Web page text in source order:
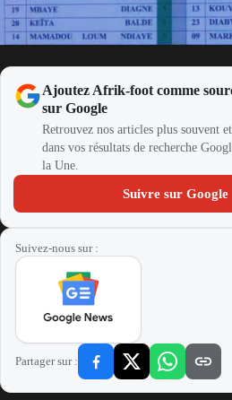
Ajoutez Afrik-foot comme
sur Google
Retrouvez nos articles plus souvent
dans vos résultats de recherche
la Une.
Suivre sur Google
Suivez-nous sur :
Partager sur :